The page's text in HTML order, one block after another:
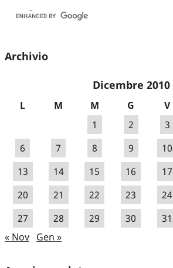
Archivio
Dicembre 2010
L M M G V
1
2 3
6
7 8 9 10
13
14 15 16 17
20
21 22 23 24
27
28 29 30
31
« Nov Gen »